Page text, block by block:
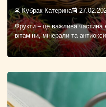
Кубрак Катерина
Фрукти – це важлива частина
вітаміни, мінерали та